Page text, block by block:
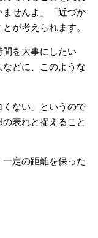
せんよ」「近づか
が考えられます。
を大事にしたい
どに、このような
ない」というので
表れと捉えること
定の距離を保った